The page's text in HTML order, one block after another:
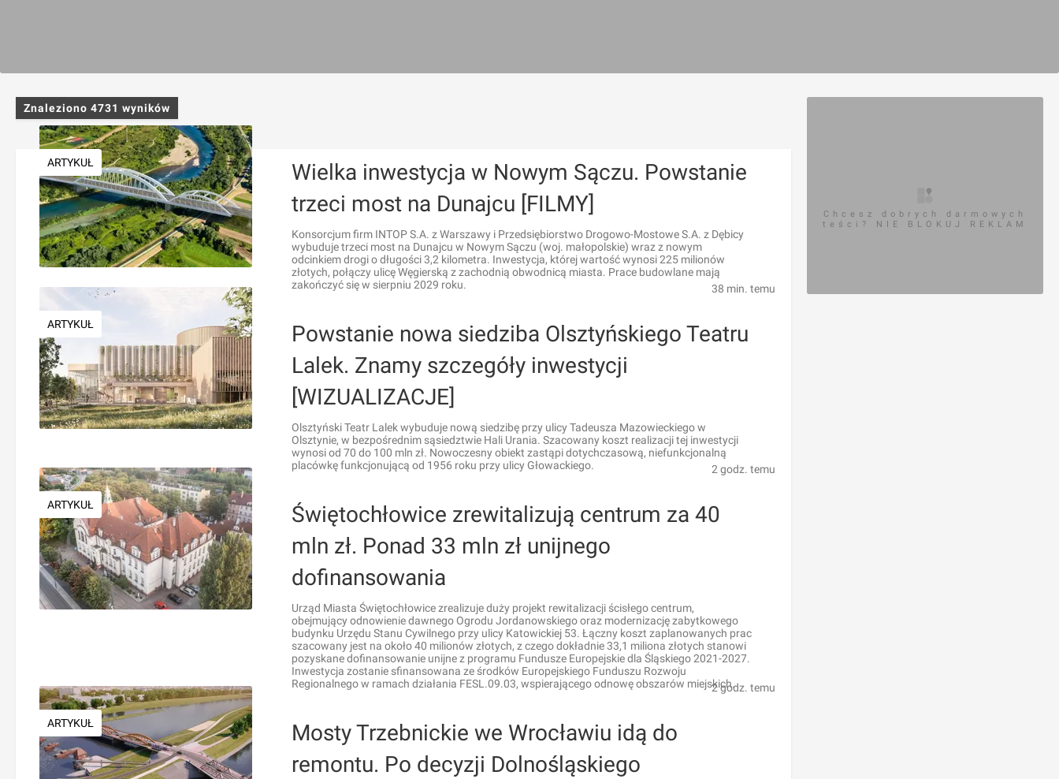
Znaleziono 4731 wyników
ARTYKUŁ
Wielka inwestycja w Nowym Sączu. Powstanie
trzeci most na Dunajcu [FILMY]
Konsorcjum firm INTOP S.A. z Warszawy i Przedsiębiorstwo Drogowo-Mostowe S.A. z Dębicy
wybuduje trzeci most na Dunajcu w Nowym Sączu (woj. małopolskie) wraz z nowym
odcinkiem drogi o długości 3,2 kilometra. Inwestycja, której wartość wynosi 225 milionów
złotych, połączy ulicę Węgierską z zachodnią obwodnicą miasta. Prace budowlane mają
zakończyć się w sierpniu 2029 roku.
38 min. temu
ARTYKUŁ
Powstanie nowa siedziba Olsztyńskiego Teatru
Lalek. Znamy szczegóły inwestycji
[WIZUALIZACJE]
Olsztyński Teatr Lalek wybuduje nową siedzibę przy ulicy Tadeusza Mazowieckiego w
Olsztynie, w bezpośrednim sąsiedztwie Hali Urania. Szacowany koszt realizacji tej inwestycji
wynosi od 70 do 100 mln zł. Nowoczesny obiekt zastąpi dotychczasową, niefunkcjonalną
placówkę funkcjonującą od 1956 roku przy ulicy Głowackiego.
2 godz. temu
ARTYKUŁ
Świętochłowice zrewitalizują centrum za 40
mln zł. Ponad 33 mln zł unijnego
dofinansowania
Urząd Miasta Świętochłowice zrealizuje duży projekt rewitalizacji ścisłego centrum,
obejmujący odnowienie dawnego Ogrodu Jordanowskiego oraz modernizację zabytkowego
budynku Urzędu Stanu Cywilnego przy ulicy Katowickiej 53. Łączny koszt zaplanowanych prac
szacowany jest na około 40 milionów złotych, z czego dokładnie 33,1 miliona złotych stanowi
pozyskane dofinansowanie unijne z programu Fundusze Europejskie dla Śląskiego 2021-2027.
Inwestycja zostanie sfinansowana ze środków Europejskiego Funduszu Rozwoju
Regionalnego w ramach działania FESL.09.03, wspierającego odnowę obszarów miejskich.2 godz. temu
ARTYKUŁ
Mosty Trzebnickie we Wrocławiu idą do
remontu. Po decyzji Dolnośląskiego
Chcesz dobrych darmowych
teści? NIE BLOKUJ REKLAM